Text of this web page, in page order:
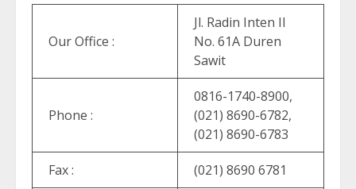
Our Office :
Jl. Radin Inten II
No. 61A Duren
Sawit
Phone :
0816-1740-8900,
(021) 8690-6782,
(021) 8690-6783
Fax : (021) 8690 6781